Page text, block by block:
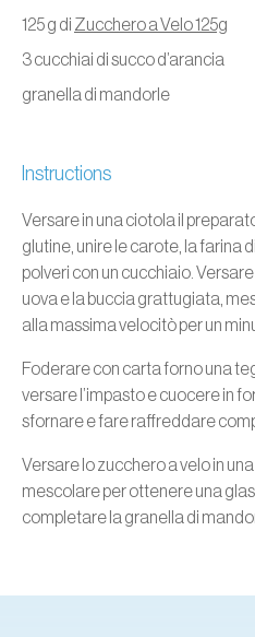
125 g di Zucchero a Velo 125g
3 cucchiai di succo d’arancia
granella di mandorle
Instructions
Versare in una ciotola il
glutine, unire le carote, la farina
polveri con un cucchiaio. Versare
uova e la buccia grattugiata,
alla massima velocitò per un
Foderare con carta forno una
versare l’impasto e cuocere in
sfornare e fare raffreddare
Versare lo zucchero a velo in
mescolare per ottenere una
completare la granella di